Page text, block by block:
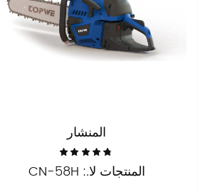
المنشار
المنتجات لا.: CN-58H